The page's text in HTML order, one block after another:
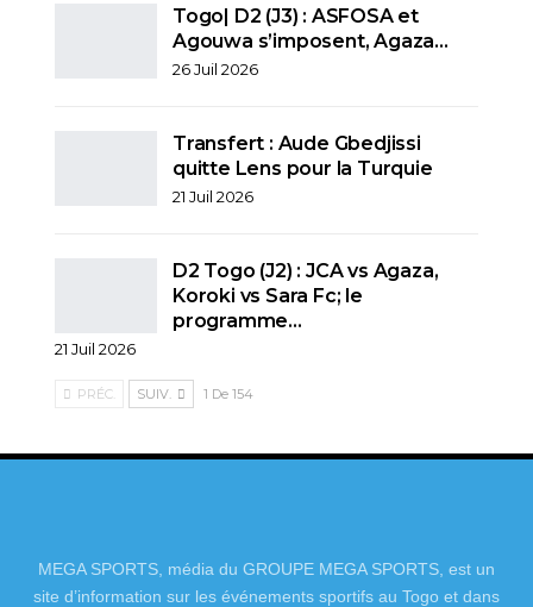
Togo| D2 (J3) : ASFOSA et
Agouwa s’imposent, Agaza…
26 Juil 2026
Transfert : Aude Gbedjissi
quitte Lens pour la Turquie
21 Juil 2026
D2 Togo (J2) : JCA vs Agaza,
Koroki vs Sara Fc; le
programme…
21 Juil 2026
PRÉC. SUIV. 1 De 154
MEGA SPORTS, média du GROUPE MEGA SPORTS, est un
site d’information sur les événements sportifs au Togo et dans